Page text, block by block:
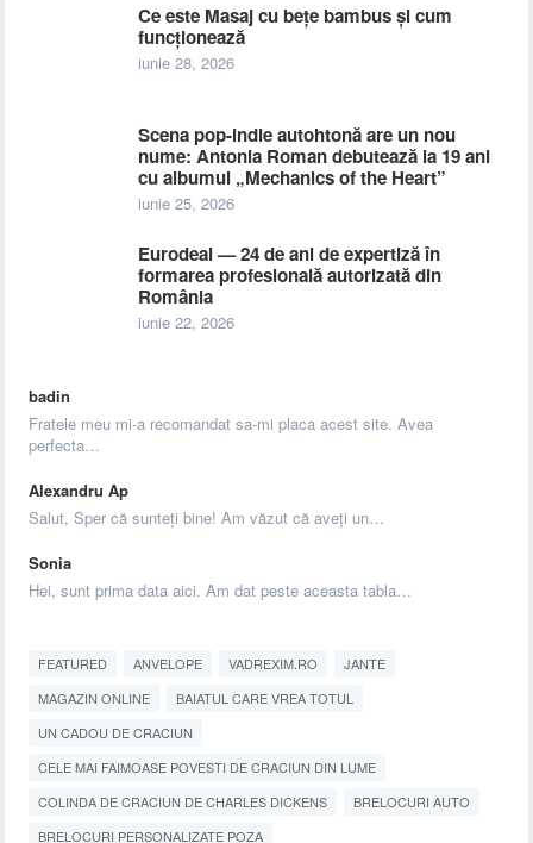
Ce este Masaj cu bețe bambus și cum
funcționează
iunie 28, 2026
Scena pop-indie autohtonă are un nou
nume: Antonia Roman debutează la 19 ani
cu albumul „Mechanics of the Heart”
iunie 25, 2026
Eurodeal — 24 de ani de expertiză în
formarea profesională autorizată din
România
iunie 22, 2026
badin
Fratele meu mi-a recomandat sa-mi placa acest site. Avea
perfecta…
Alexandru Ap
Salut, Sper că sunteți bine! Am văzut că aveți un…
Sonia
Hei, sunt prima data aici. Am dat peste aceasta tabla…
FEATURED ANVELOPE VADREXIM.RO
JANTE
MAGAZIN ONLINE
BAIATUL CARE VREA TOTUL
UN CADOU DE CRACIUN
CELE MAI FAIMOASE POVESTI DE CRACIUN DIN LUME
COLINDA DE CRACIUN DE CHARLES DICKENS
BRELOCURI AUTO
BRELOCURI PERSONALIZATE POZA